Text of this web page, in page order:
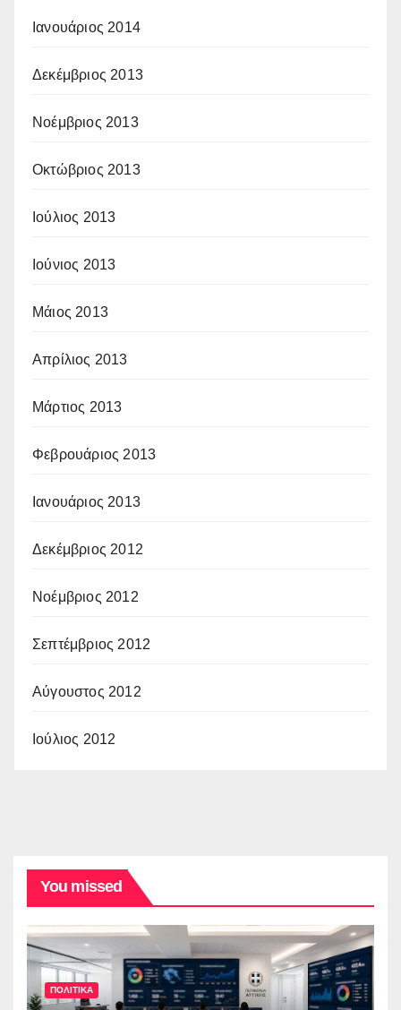
Ιανουάριος 2014
Δεκέμβριος 2013
Νοέμβριος 2013
Οκτώβριος 2013
Ιούλιος 2013
Ιούνιος 2013
Μάιος 2013
Απρίλιος 2013
Μάρτιος 2013
Φεβρουάριος 2013
Ιανουάριος 2013
Δεκέμβριος 2012
Νοέμβριος 2012
Σεπτέμβριος 2012
Αύγουστος 2012
Ιούλιος 2012
You missed
ΠΟΛΙΤΙΚΑ